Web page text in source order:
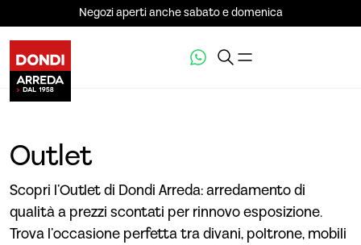
Negozi aperti anche sabato e domenica
Outlet
Scopri l’Outlet di Dondi Arreda: arredamento di
qualità a prezzi scontati per rinnovo esposizione.
Trova l’occasione perfetta tra divani, poltrone, mobili